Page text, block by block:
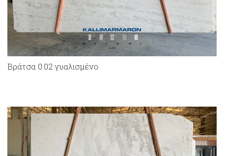
Bράτσα 0.02 γυαλισμένο